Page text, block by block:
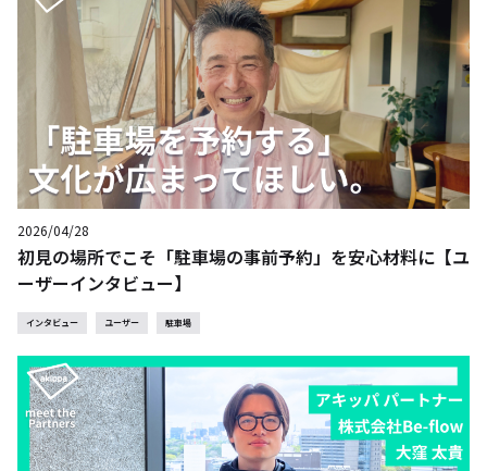
2026/04/28
初見の場所でこそ「駐車場の事前予約」を安心材料に【ユ
ーザーインタビュー】
インタビュー ユーザー 駐車場